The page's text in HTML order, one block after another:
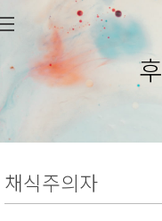
채식주의자